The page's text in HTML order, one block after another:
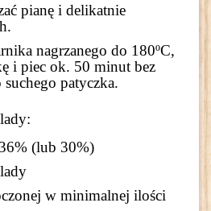
pianę i delikatnie
nagrzanego do 180ºC,
i piec ok. 50 minut bez
patyczka.
(lub 30%)
w minimalnej ilości